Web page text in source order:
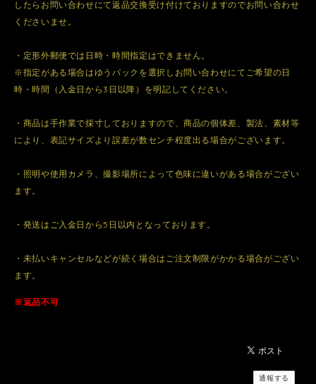
したらお問い合わせにて返品交換受け付けておりますのでお問い合わせ
くださいませ。
・定形外郵便では日時・時間指定はできません。
※指定がある場合はゆうパックを選択しお問い合わせにてご希望の日
時・時間（入金日から3日以降）を明記してください。
・商品は手作業で採寸しておりますので、商品の個体差、製法、素材等
により、表記サイズより誤差が数センチ程度出る場合がございます。
・照明や使用カメラ、撮影場所によって色味に違いがある場合がござい
ます。
・発送はご入金日から5日以内となっております。
・未払いキャンセルなどが続く場合はご注文制限がかかる場合がござい
ます。
※返品不可
通報する